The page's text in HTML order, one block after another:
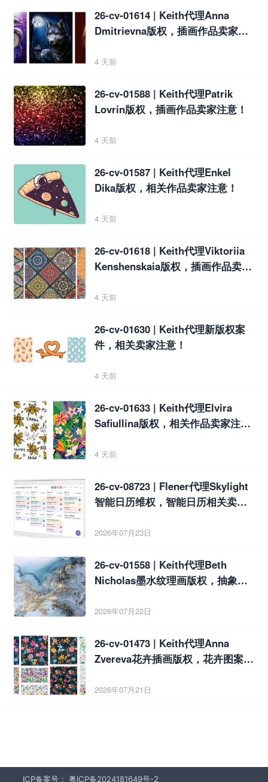
26-cv-01614 | Keith代理Anna
Dmitrievna版权，插画作品卖家注
4 天前
26-cv-01588 | Keith代理Patrik
Lovrin版权，插画作品卖家注意！
4 天前
26-cv-01587 | Keith代理Enkel
Dika版权，相关作品卖家注意！
4 天前
26-cv-01618 | Keith代理Viktoriia
Kenshenskaia版权，插画作品卖家
4 天前
26-cv-01630 | Keith代理新版权案
件，相关卖家注意！
4 天前
26-cv-01633 | Keith代理Elvira
Safiullina版权，相关作品卖家注
4 天前
26-cv-08723 | Flener代理Skylight
智能日历维权，智能日历相关卖家
2026年07月23日
26-cv-01558 | Keith代理Beth
Nicholas墨水纹理画版权，抽象纹
2026年07月22日
26-cv-01473 | Keith代理Anna
Zvereva花卉插画版权，花卉图案卖
2026年07月21日
ICP备案号： 粤ICP备2024181649号-2